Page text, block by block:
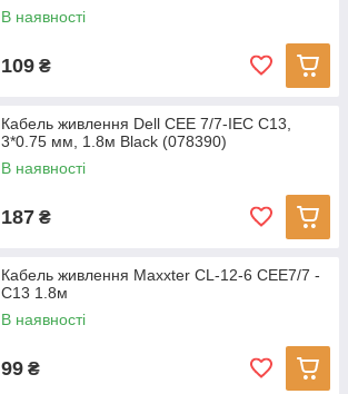
В наявності
109 ₴
Кабель живлення Dell CEE 7/7-IEC C13,
3*0.75 мм, 1.8м Black (078390)
В наявності
187 ₴
Кабель живлення Maxxter CL-12-6 CEE7/7 -
C13 1.8м
В наявності
99 ₴